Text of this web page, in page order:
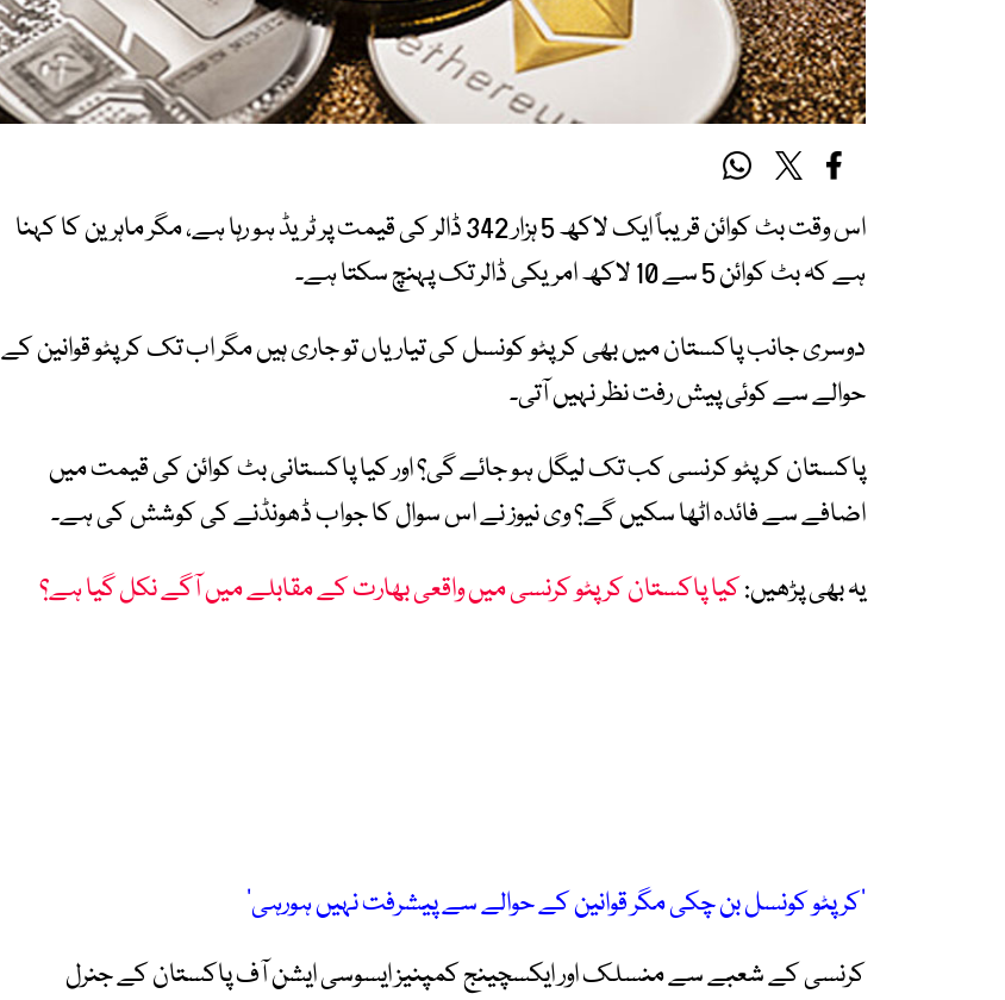
اس وقت بٹ کوائن قریباً ایک لاکھ 5 ہزار 342 ڈالر کی قیمت پر ٹریڈ ہو رہا ہے، مگر ماہرین کا کہنا
ہے کہ بٹ کوائن 5 سے 10 لاکھ امریکی ڈالر تک پہنچ سکتا ہے۔
دوسری جانب پاکستان میں بھی کرپٹو کونسل کی تیاریاں تو جاری ہیں مگر اب تک کرپٹو قوانین کے
حوالے سے کوئی پیش رفت نظر نہیں آتی۔
پاکستان کرپٹو کرنسی کب تک لیگل ہو جائے گی؟ اور کیا پاکستانی بٹ کوائن کی قیمت میں
اضافے سے فائدہ اٹھا سکیں گے؟ وی نیوز نے اس سوال کا جواب ڈھونڈنے کی کوشش کی ہے۔
یہ بھی پڑھیں:کیا پاکستان کرپٹو کرنسی میں واقعی بھارت کے مقابلے میں آگے نکل گیا ہے؟
’کرپٹو کونسل بن چکی مگر قوانین کے حوالے سے پیشرفت نہیں ہورہی‘
کرنسی کے شعبے سے منسلک اور ایکسچینج کمپنیز ایسوسی ایشن آف پاکستان کے جنرل